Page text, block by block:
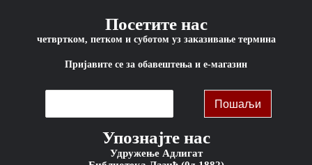
Посетите нас
четвртком, петком и суботом уз заказивање термина
Пријавите се за обавештења и е-магазин
Упознајте нас
Удружење Адлигат